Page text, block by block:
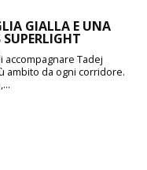
GIALLA E UNA
accompagnare Tadej
ambito da ogni corridore.